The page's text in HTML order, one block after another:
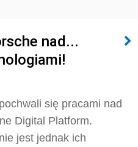
nad...
się pracami nad
Digital Platform.
jest jednak ich